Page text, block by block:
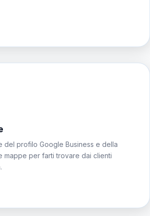
del profilo Google Business e della
mappe per farti trovare dai clienti